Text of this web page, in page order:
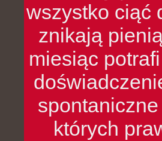
wszystko ciąć
znikają
miesiąc
których